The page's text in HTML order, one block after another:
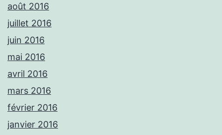
août 2016
juillet 2016
juin 2016
mai 2016
avril 2016
mars 2016
février 2016
janvier 2016